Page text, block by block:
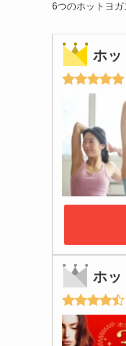
6つのホットヨガ
ホッ
ホッ